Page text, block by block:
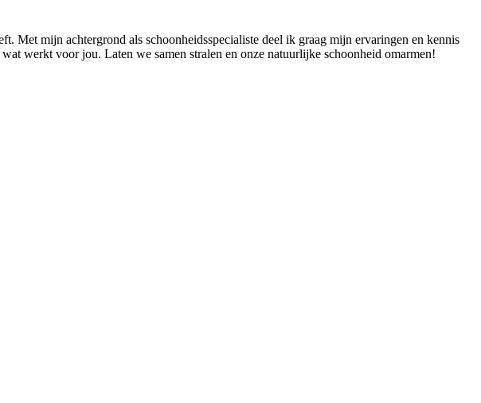
Met mijn achtergrond als schoonheidsspecialiste deel ik graag mijn ervaringen en kennis
werkt voor jou. Laten we samen stralen en onze natuurlijke schoonheid omarmen!